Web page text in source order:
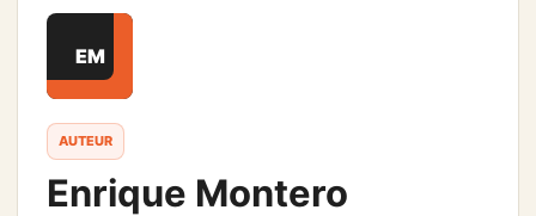
EM
AUTEUR
Enrique Montero